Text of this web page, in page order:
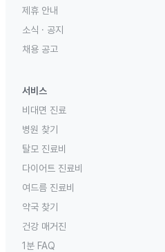
제휴 안내
소식 · 공지
채용 공고
서비스
비대면 진료
병원 찾기
탈모 진료비
다이어트 진료비
여드름 진료비
약국 찾기
건강 매거진
1분 FAQ